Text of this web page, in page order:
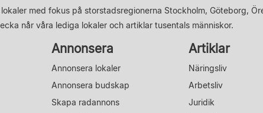
med fokus på storstadsregionerna Stockholm, Göteborg,
når våra lediga lokaler och artiklar tusentals människor.
Annonsera
Annonsera lokaler
Annonsera budskap
Skapa radannons
Artiklar
Näringsliv
Arbetsliv
Juridik